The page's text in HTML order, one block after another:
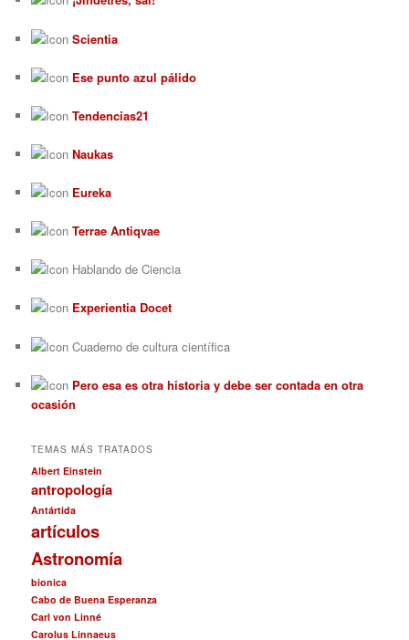
Scientia
Ese punto azul pálido
Tendencias21
Naukas
Eureka
Terrae Antiqvae
Hablando de Ciencia
Experientia Docet
Cuaderno de cultura científica
Pero esa es otra historia y debe ser contada en otra
ocasión
TEMAS MÁS TRATADOS
Albert Einstein
antropología
Antártida
artículos
Astronomía
bionica
Cabo de Buena Esperanza
Carl von Linné
Carolus Linnaeus